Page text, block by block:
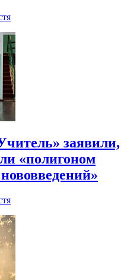
заявили,
«полигоном